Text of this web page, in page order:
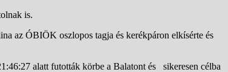
is.
az ÓBIÖK oszlopos tagja és kerékpáron elkísérte és
alatt futották körbe a Balatont és sikeresen célba